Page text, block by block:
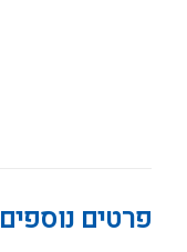
פרטים נוספים